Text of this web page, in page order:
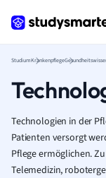
StudiumKrankenpflege
Technologien in der
Patienten versorgt
Pflege ermöglichen.
Telemedizin,